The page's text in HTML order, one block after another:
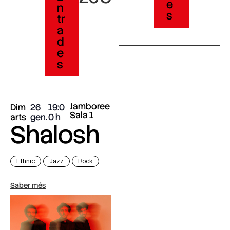
n
tr
a
d
e
s
e
s
Dim
arts
26
gen.
19:0
0
Jamboree
Sala 1
Shalosh
Ethnic Jazz Rock
Saber més